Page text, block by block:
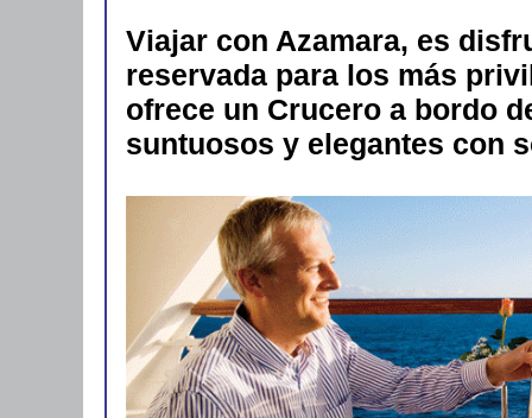
Viajar con Azamara, es
reservada para los más
ofrece un Crucero a bordo
suntuosos y elegantes con